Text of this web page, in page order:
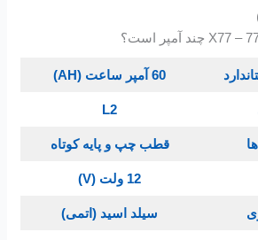
60 آمپر ساعت (AH)
L2
قطب چپ و پایه کوتاه
12 ولت (V)
سیلد اسید (اتمی)